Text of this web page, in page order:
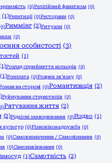
(0)Релігійний фанатизм (0)
(1)Репетиції (0)Ресторани (0)
Риммінг (2)Ритуали (0)
(0)
особистості (3)
(1)
Розлад сприйняття кольорів (0)
(1)Розплата (0)Розрив зв'язку (0)
на стороні (0)Романтизація (2)
Руйнування стереотипів (0)
Рятування життя (2)
(2)Рідкісні захворювання (0)Різдво (1)
культур (0)Різновікова дружба (0)
(0)Самовизначення / Самопізнання (0)
(0)Самонавіювання (0)
(1)Самотність (2)